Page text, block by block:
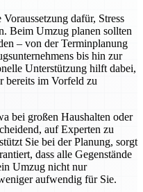
dafür, Stress
Beim Umzug planen sollten
– von der Terminplanung
bis hin zur
Unterstützung hilft dabei,
bereits im Vorfeld zu
bei großen Haushalten oder
auf Experten zu
Sie bei der Planung, sorgt
dass alle Gegenstände
Umzug nicht nur
aufwendig für Sie.